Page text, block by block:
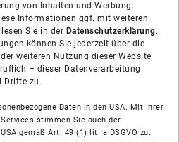
von Inhalten und Werbung.
Informationen ggf. mit weiteren
Sie in der Datenschutzerklärung.
können Sie jederzeit über die
weiteren Nutzung dieser Website
– dieser Datenverarbeitung
Dritte zu.
Daten in den USA. Mit Ihrer
stimmen Sie auch der
gemäß Art. 49 (1) lit. a DSGVO zu.